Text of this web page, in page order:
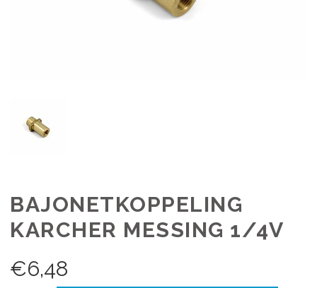
BAJONETKOPPELING
KARCHER MESSING 1/4V
€6,48